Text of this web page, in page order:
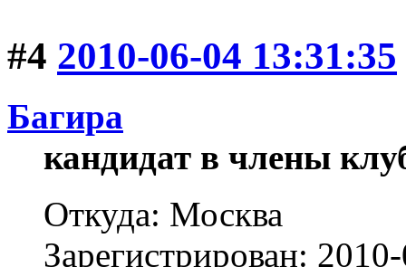
#4 2010-06-04 13:31:35
Багира
кандидат в члены
Откуда: Москва
Зарегистрирован: